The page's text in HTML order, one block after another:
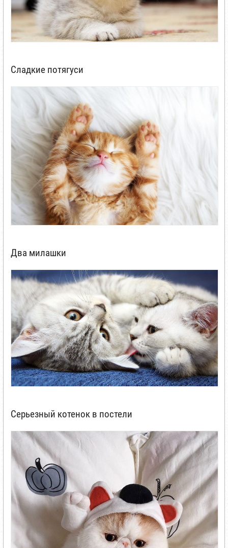
Сладкие потягуси
Два милашки
Серьезный котенок в постели